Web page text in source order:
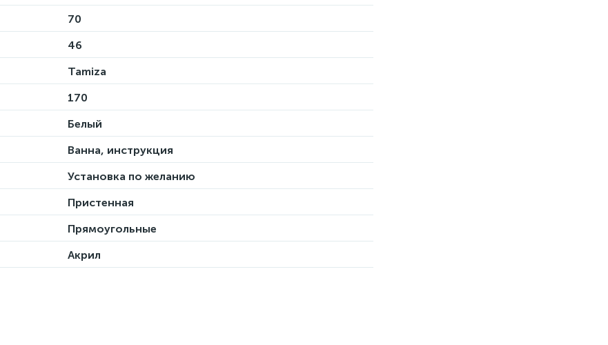
70
46
Tamiza
170
Белый
Ванна, инструкция
Установка по желанию
Пристенная
Прямоугольные
Акрил